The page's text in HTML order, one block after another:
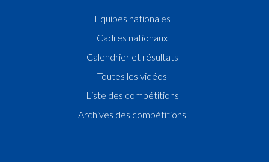
Equipes nationales
Cadres nationaux
Calendrier et résultats
Toutes les vidéos
Liste des compétitions
Archives des compétitions